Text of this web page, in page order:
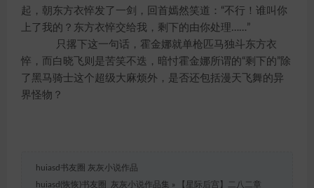
起，朝东方衣悴发了一剑，回首嫣然笑道：“不行！谁叫你
上了我的？东方衣悴交给我，剩下的由你处理……”
只撂下这一句话，霍金娜就单枪匹马独斗东方衣
悴，而白晓飞则是苦笑不迭，暗忖霍金娜所谓的“剩下的”除
了黑马骑士这个超级大麻烦外，是否还包括漫天飞舞的异
界怪物？
huiasd书友圈 灰灰小说作品
huiasd(恢恢)书友圈_灰灰小说作品集 » 【星际后宫】二八二章